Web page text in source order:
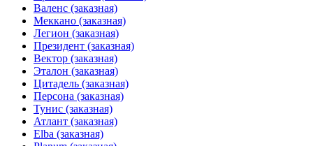
Валенс (заказная)
Меккано (заказная)
Легион (заказная)
Президент (заказная)
Вектор (заказная)
Эталон (заказная)
Цитадель (заказная)
Персона (заказная)
Тунис (заказная)
Атлант (заказная)
Elba (заказная)